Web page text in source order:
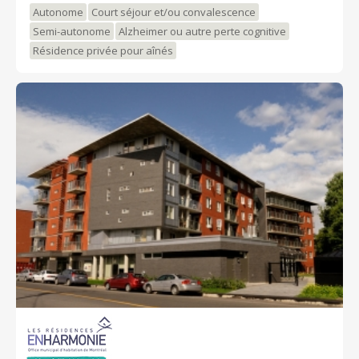
Autonome
Court séjour et/ou convalescence
Semi-autonome
Alzheimer ou autre perte cognitive
Résidence privée pour aînés